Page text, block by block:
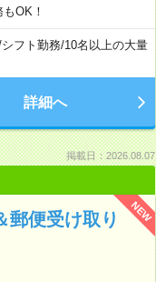
OK！
シフト勤務/10名以上の大量
詳細へ
掲載日：2026.08.07
NEW
郵便受け取り